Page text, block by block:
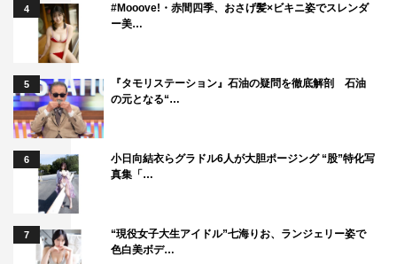
4
#Mooove!・赤間四季、おさげ髪×ビキニ姿でスレンダ
ー美…
5
『タモリステーション』石油の疑問を徹底解剖 石油
の元となる“…
6
小日向結衣らグラドル6人が大胆ポージング “股”特化写
真集「…
7
“現役女子大生アイドル”七海りお、ランジェリー姿で
色白美ボデ…